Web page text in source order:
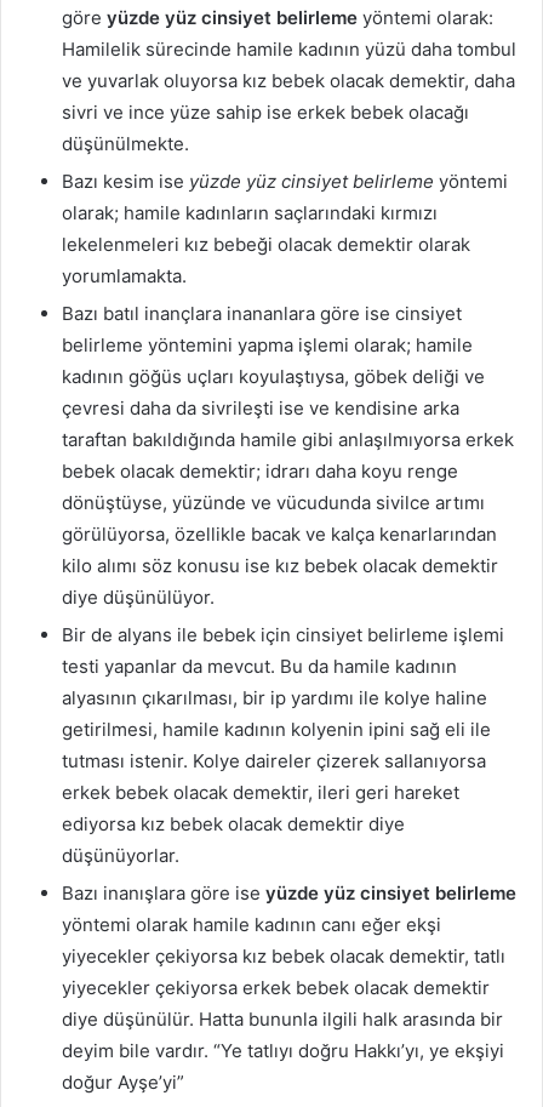
göre yüzde yüz cinsiyet belirleme yöntemi olarak:
Hamilelik sürecinde hamile kadının yüzü daha tombul
ve yuvarlak oluyorsa kız bebek olacak demektir, daha
sivri ve ince yüze sahip ise erkek bebek olacağı
düşünülmekte.
Bazı kesim ise yüzde yüz cinsiyet belirleme yöntemi
olarak; hamile kadınların saçlarındaki kırmızı
lekelenmeleri kız bebeği olacak demektir olarak
yorumlamakta.
Bazı batıl inançlara inananlara göre ise cinsiyet
belirleme yöntemini yapma işlemi olarak; hamile
kadının göğüs uçları koyulaştıysa, göbek deliği ve
çevresi daha da sivrileşti ise ve kendisine arka
taraftan bakıldığında hamile gibi anlaşılmıyorsa erkek
bebek olacak demektir; idrarı daha koyu renge
dönüştüyse, yüzünde ve vücudunda sivilce artımı
görülüyorsa, özellikle bacak ve kalça kenarlarından
kilo alımı söz konusu ise kız bebek olacak demektir
diye düşünülüyor.
Bir de alyans ile bebek için cinsiyet belirleme işlemi
testi yapanlar da mevcut. Bu da hamile kadının
alyasının çıkarılması, bir ip yardımı ile kolye haline
getirilmesi, hamile kadının kolyenin ipini sağ eli ile
tutması istenir. Kolye daireler çizerek sallanıyorsa
erkek bebek olacak demektir, ileri geri hareket
ediyorsa kız bebek olacak demektir diye
düşünüyorlar.
Bazı inanışlara göre ise yüzde yüz cinsiyet belirleme
yöntemi olarak hamile kadının canı eğer ekşi
yiyecekler çekiyorsa kız bebek olacak demektir, tatlı
yiyecekler çekiyorsa erkek bebek olacak demektir
diye düşünülür. Hatta bununla ilgili halk arasında bir
deyim bile vardır. “Ye tatlıyı doğru Hakkı’yı, ye ekşiyi
doğur Ayşe’yi”